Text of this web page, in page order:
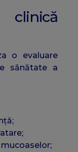
o evaluare
sănătate a